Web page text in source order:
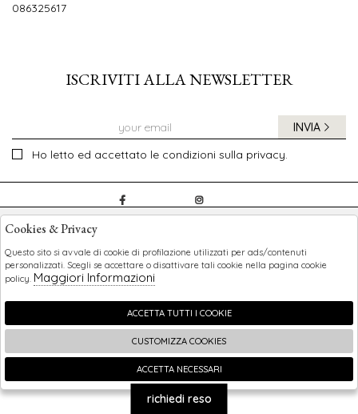
086325617
ISCRIVITI ALLA NEWSLETTER
Ho letto ed accettato le condizioni sulla privacy.
INVIA
SHOPPING
EXTRA
🍪
richiedi reso
Cookies & Privacy
Questo sito si avvale di cookie di profilazione utilizzati per ads/contenuti
personalizzati. Scegli se accettare o disattivare tali cookie nella pagina cookie
policy. Maggiori Informazioni
ACCETTA TUTTI I COOKIE
CUSTOMIZZA COOKIES
ACCETTA NECESSARI